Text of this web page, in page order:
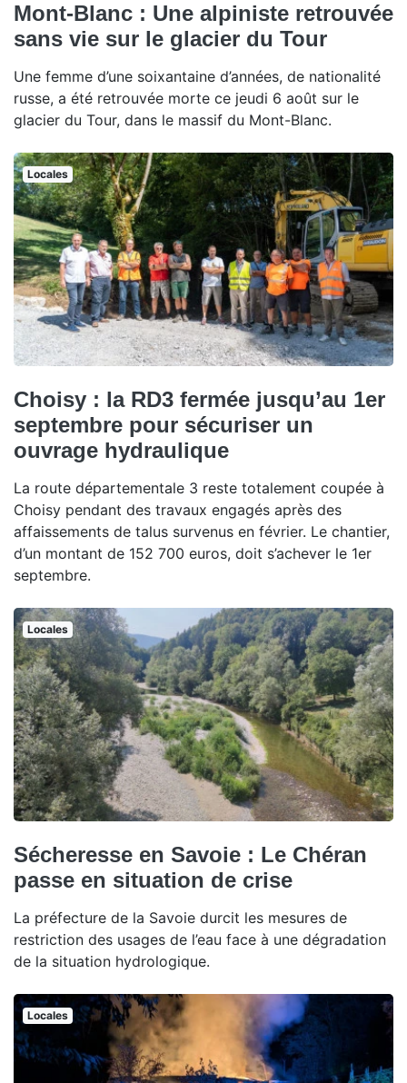
Mont-Blanc : Une alpiniste retrouvée
sans vie sur le glacier du Tour
Une femme d’une soixantaine d’années, de nationalité
russe, a été retrouvée morte ce jeudi 6 août sur le
glacier du Tour, dans le massif du Mont-Blanc.
Locales
Choisy : la RD3 fermée jusqu’au 1er
septembre pour sécuriser un
ouvrage hydraulique
La route départementale 3 reste totalement coupée à
Choisy pendant des travaux engagés après des
affaissements de talus survenus en février. Le chantier,
d’un montant de 152 700 euros, doit s’achever le 1er
septembre.
Locales
Sécheresse en Savoie : Le Chéran
passe en situation de crise
La préfecture de la Savoie durcit les mesures de
restriction des usages de l’eau face à une dégradation
de la situation hydrologique.
Locales